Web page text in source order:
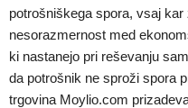
potrošniškega spora, vsaj
nesorazmernost med
ki nastanejo pri reševanju
da potrošnik ne sproži spora
trgovina Moylio.com